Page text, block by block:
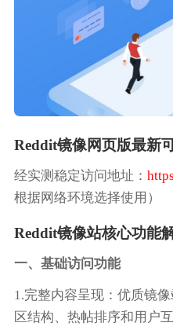
Reddit镜像网页版最新
经实测稳定访问地址：
根据网络环境选择使用）
Reddit镜像站核心功能
一、基础访问功能
1.完整内容呈现：优质镜
区结构、热帖排序和用户